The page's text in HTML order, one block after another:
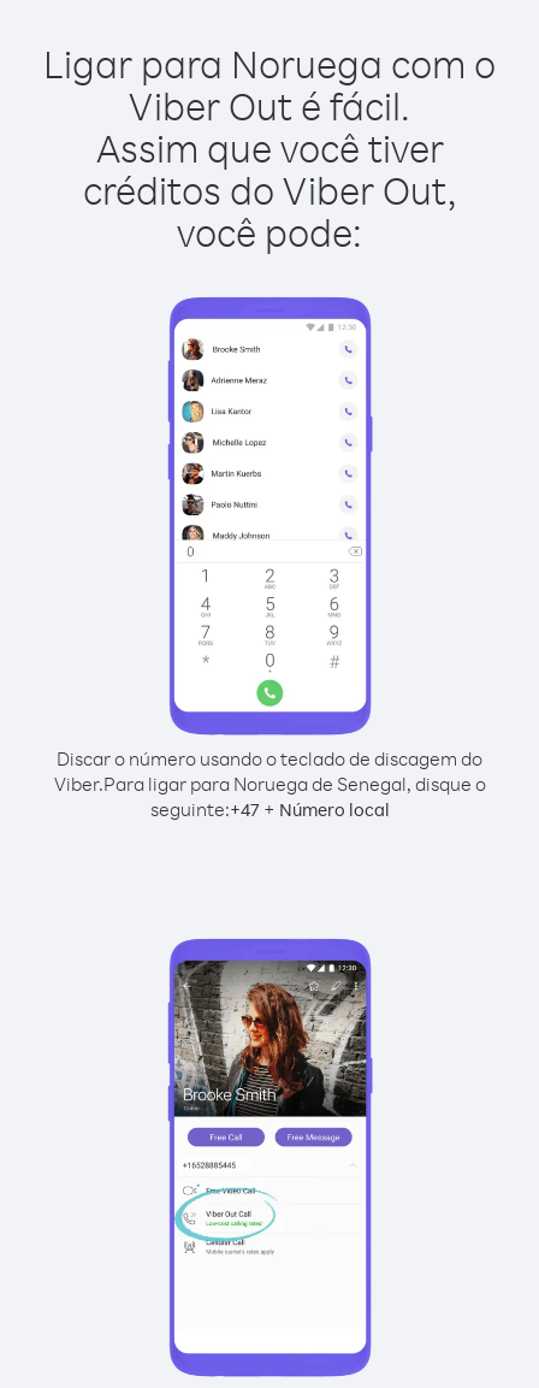
Ligar para Noruega com o
Viber Out é fácil.
Assim que você tiver
créditos do Viber Out,
você pode:
Discar o número usando o teclado de discagem do
Viber.Para ligar para Noruega de Senegal, disque o
seguinte:+47+ Número local